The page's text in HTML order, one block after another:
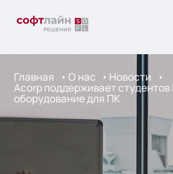
Главная О нас Новости
Acorp поддерживает
оборудование для ПК